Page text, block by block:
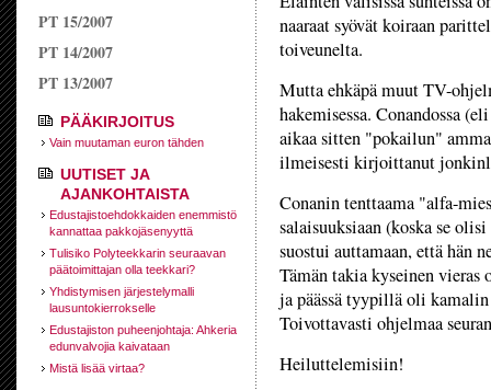
PT 15/2007
PT 14/2007
PT 13/2007
PÄÄKIRJOITUS
Vain muutaman euron tähden
UUTISET JA
AJANKOHTAISTA
Edustajistoehdokkaiden enemmistö
kannattaa pakkojäsenyyttä
Tulisiko Polyteekkarin seuraavan
päätoimittajan olla teekkari?
Yhdistymisen järjestelymalli
lausuntokierrokselle
Edustajiston puheenjohtaja: Ahkeria
edunvalvojia kaivataan
Mistä lisää virtaa?
naaraat syövät koiraan
toiveunelta.
Mutta ehkäpä muut TV-
hakemisessa. Conandossa
aikaa sitten "pokailun"
ilmeisesti kirjoittanut
Conanin tenttaama "alfa-
salaisuuksiaan (koska se
suostui auttamaan, että hän
Tämän takia kyseinen
ja päässä tyypillä oli
Toivottavasti ohjelmaa
Heiluttelemisiin!